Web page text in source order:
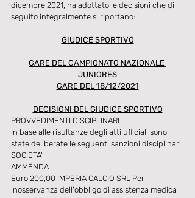
dicembre 2021, ha adottato le decisioni che di
seguito integralmente si riportano:
GIUDICE SPORTIVO
GARE DEL CAMPIONATO NAZIONALE
JUNIORES
GARE DEL 18/12/2021
DECISIONI DEL GIUDICE SPORTIVO
PROVVEDIMENTI DISCIPLINARI
In base alle risultanze degli atti ufficiali sono
state deliberate le seguenti sanzioni disciplinari.
SOCIETA'
AMMENDA
Euro 200,00 IMPERIA CALCIO SRL Per
inosservanza dell'obbligo di assistenza medica